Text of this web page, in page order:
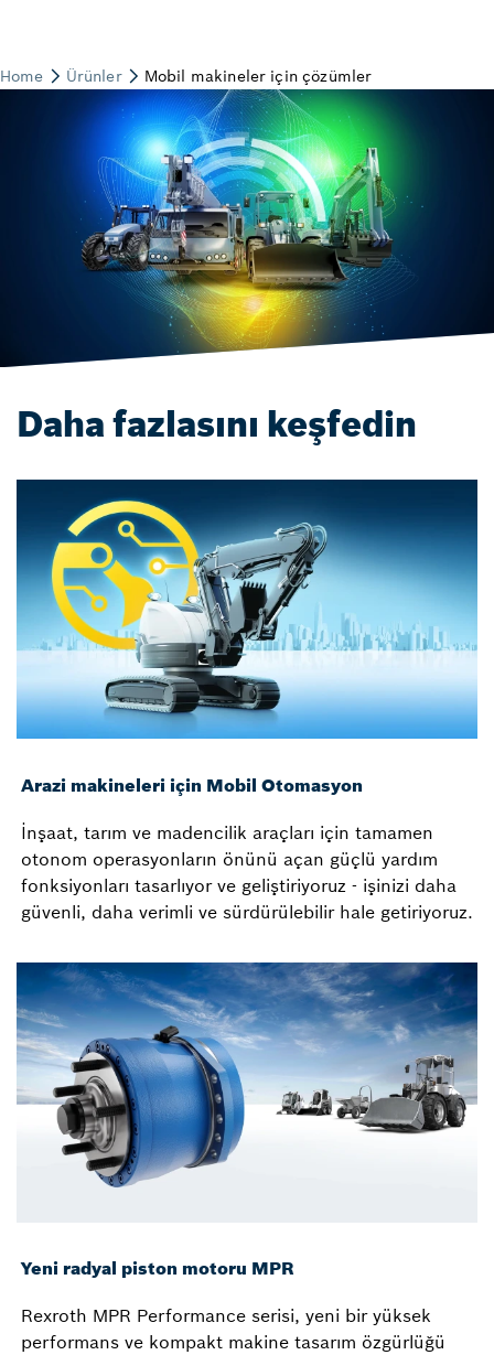
Daha fazlasını keşfedin
Arazi makineleri için Mobil Otomasyon
İnşaat, tarım ve madencilik araçları için tamamen
otonom operasyonların önünü açan güçlü yardım
fonksiyonları tasarlıyor ve geliştiriyoruz - işinizi daha
güvenli, daha verimli ve sürdürülebilir hale getiriyoruz.
Yeni radyal piston motoru MPR
Rexroth MPR Performance serisi, yeni bir yüksek
performans ve kompakt makine tasarım özgürlüğü